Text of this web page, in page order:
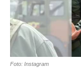
Foto: Instagram